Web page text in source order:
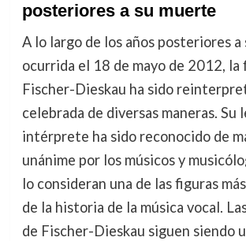
posteriores a su muerte
A lo largo de los años posteriores a
ocurrida el 18 de mayo de 2012, la
Fischer-Dieskau ha sido
celebrada de diversas maneras. Su
intérprete ha sido reconocido de
unánime por los músicos y
lo consideran una de las figuras
de la historia de la música vocal.
de Fischer-Dieskau siguen siendo